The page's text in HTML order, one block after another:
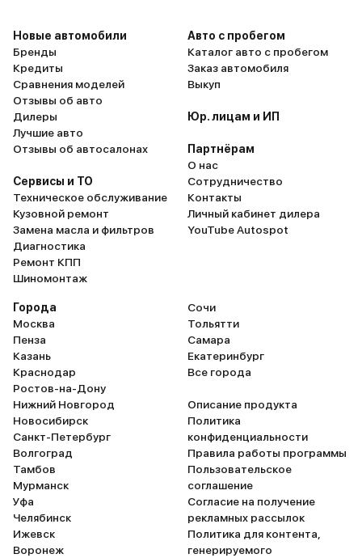
Новые автомобили
Бренды
Кредиты
Сравнения моделей
Отзывы об авто
Дилеры
Лучшие авто
Отзывы об автосалонах
Сервисы и ТО
Техническое обслуживание
Кузовной ремонт
Замена масла и фильтров
Диагностика
Ремонт КПП
Шиномонтаж
Авто с пробегом
Каталог авто с пробегом
Заказ автомобиля
Выкуп
Юр. лицам и ИП
Партнёрам
О нас
Сотрудничество
Контакты
Личный кабинет дилера
YouTube Autospot
Города
Москва
Пенза
Казань
Краснодар
Ростов-на-Дону
Нижний Новгород
Новосибирск
Санкт-Петербург
Волгоград
Тамбов
Мурманск
Уфа
Челябинск
Ижевск
Воронеж
Сочи
Тольятти
Самара
Екатеринбург
Все города
Описание продукта
Политика
конфиденциальности
Правила работы программы
Пользовательское
соглашение
Согласие на получение
рекламных рассылок
Политика для контента,
генерируемого